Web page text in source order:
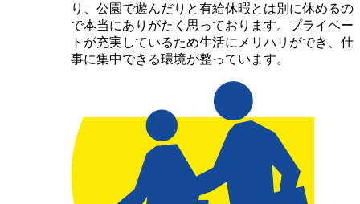
り、公園で遊んだりと有給休暇とは別に休めるの
で本当にありがたく思っております。プライベー
トが充実しているため生活にメリハリができ、仕
事に集中できる環境が整っています。